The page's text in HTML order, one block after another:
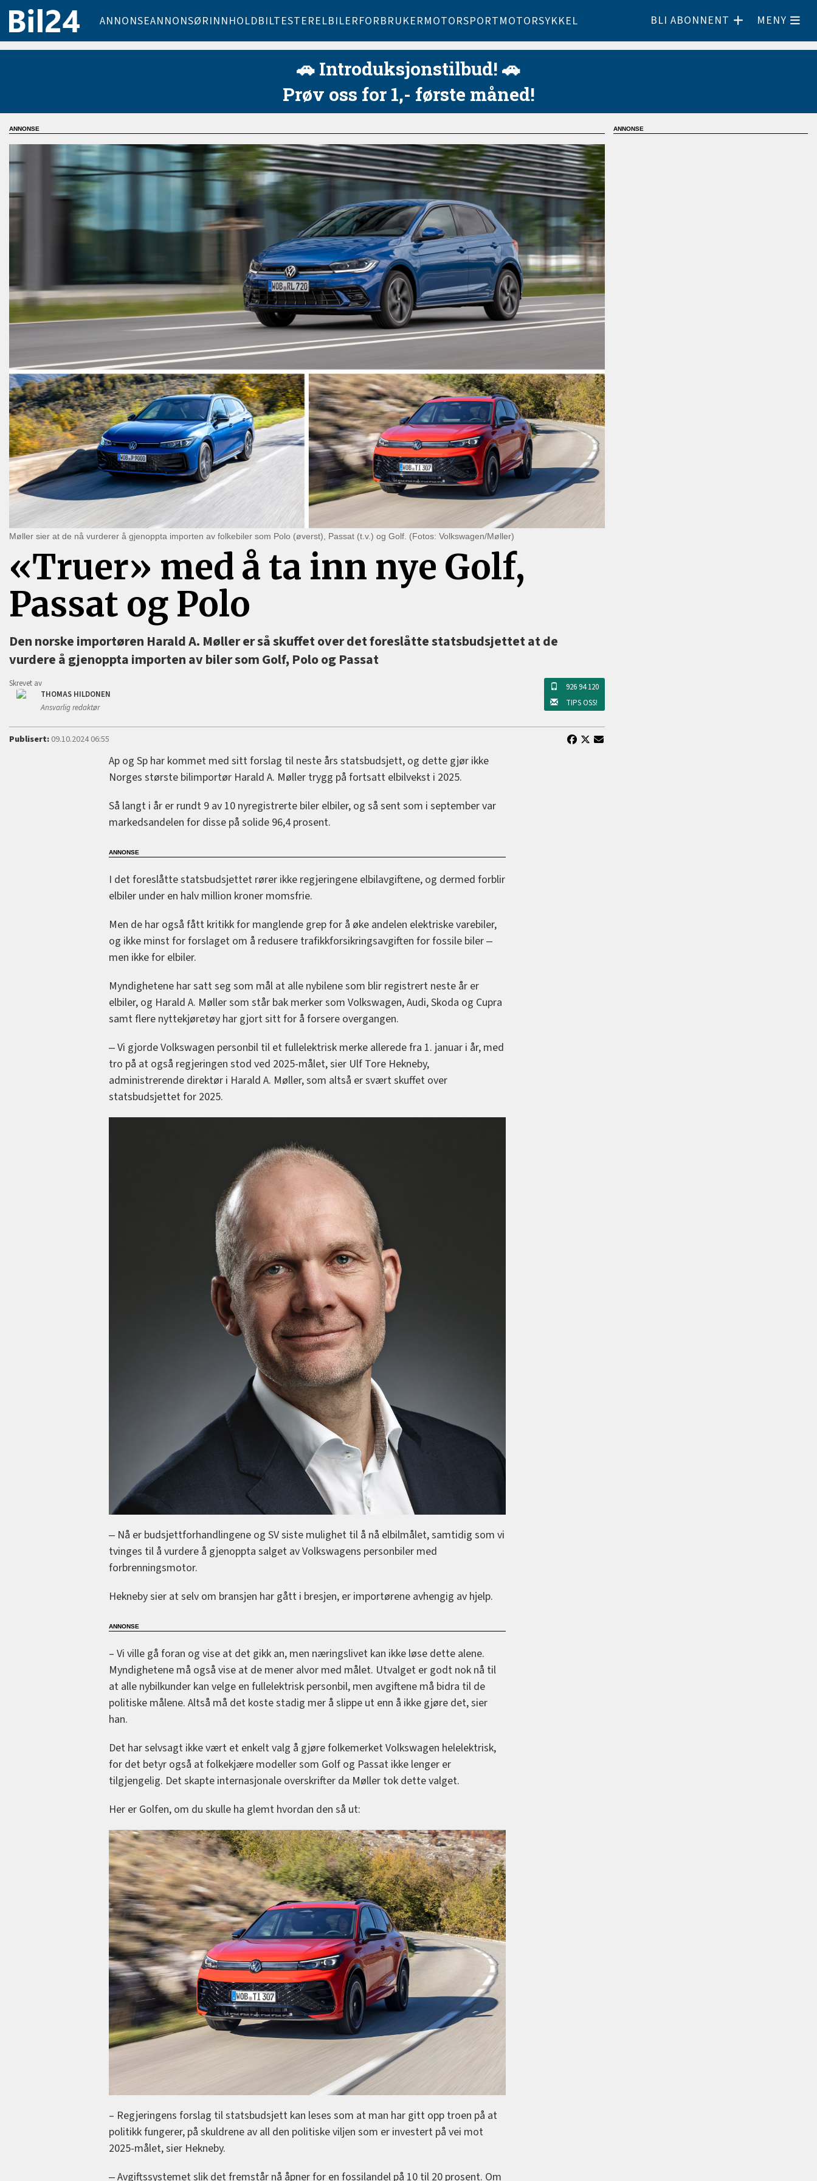
ANNONSEANNONSØRINNHOLDBILTESTERELBILERFORBRUKERMOTORSPORTMOTORSYKKEL BLI ABONNENT MENY
🚗 Introduksjonstilbud! 🚗
Prøv oss for 1,- første måned!
Møller sier at de nå vurderer å gjenoppta importen av folkebiler som Polo (øverst), Passat (t.v.) og Golf. (Fotos: Volkswagen/Møller)
«Truer» med å ta inn nye Golf,
Passat og Polo
Den norske importøren Harald A. Møller er så skuffet over det foreslåtte statsbudsjettet at de
vurdere å gjenoppta importen av biler som Golf, Polo og Passat
Skrevet av
THOMAS HILDONEN
Ansvarlig redaktør
926 94 120
TIPS OSS!
Publisert:09.10.2024 06:55
Ap og Sp har kommet med sitt forslag til neste års statsbudsjett, og dette gjør ikke
Norges største bilimportør Harald A. Møller trygg på fortsatt elbilvekst i 2025.
Så langt i år er rundt 9 av 10 nyregistrerte biler elbiler, og så sent som i september var
markedsandelen for disse på solide 96,4 prosent.
I det foreslåtte statsbudsjettet rører ikke regjeringene elbilavgiftene, og dermed forblir
elbiler under en halv million kroner momsfrie.
Men de har også fått kritikk for manglende grep for å øke andelen elektriske varebiler,
og ikke minst for forslaget om å redusere trafikkforsikringsavgiften for fossile biler ‒
men ikke for elbiler.
Myndighetene har satt seg som mål at alle nybilene som blir registrert neste år er
elbiler, og Harald A. Møller som står bak merker som Volkswagen, Audi, Skoda og Cupra
samt flere nyttekjøretøy har gjort sitt for å forsere overgangen.
‒ Vi gjorde Volkswagen personbil til et fullelektrisk merke allerede fra 1. januar i år, med
tro på at også regjeringen stod ved 2025-målet, sier Ulf Tore Hekneby,
administrerende direktør i Harald A. Møller, som altså er svært skuffet over
statsbudsjettet for 2025.
‒ Nå er budsjettforhandlingene og SV siste mulighet til å nå elbilmålet, samtidig som vi
tvinges til å vurdere å gjenoppta salget av Volkswagens personbiler med
forbrenningsmotor.
Hekneby sier at selv om bransjen har gått i bresjen, er importørene avhengig av hjelp.
– Vi ville gå foran og vise at det gikk an, men næringslivet kan ikke løse dette alene.
Myndighetene må også vise at de mener alvor med målet. Utvalget er godt nok nå til
at alle nybilkunder kan velge en fullelektrisk personbil, men avgiftene må bidra til de
politiske målene. Altså må det koste stadig mer å slippe ut enn å ikke gjøre det, sier
han.
Det har selvsagt ikke vært et enkelt valg å gjøre folkemerket Volkswagen helelektrisk,
for det betyr også at folkekjære modeller som Golf og Passat ikke lenger er
tilgjengelig. Det skapte internasjonale overskrifter da Møller tok dette valget.
Her er Golfen, om du skulle ha glemt hvordan den så ut:
– Regjeringens forslag til statsbudsjett kan leses som at man har gitt opp troen på at
politikk fungerer, på skuldrene av all den politiske viljen som er investert på vei mot
2025-målet, sier Hekneby.
‒ Avgiftssystemet slik det fremstår nå åpner for en fossilandel på 10 til 20 prosent. Om